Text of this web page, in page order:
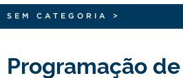
SEM CATEGORIA >
Programação de